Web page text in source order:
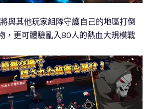
與其他玩家組隊守護自己的地區打倒
，更可體驗亂入80人的熱血大規模戰